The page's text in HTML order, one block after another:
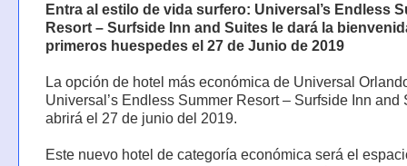
Entra al estilo de vida surfero: Universal’s Endless
Resort – Surfside Inn and Suites le dará la
primeros huespedes el 27 de Junio de 2019
La opción de hotel más económica de Universal
Universal’s Endless Summer Resort – Surfside Inn and
abrirá el 27 de junio del 2019.
Este nuevo hotel de categoría económica será el